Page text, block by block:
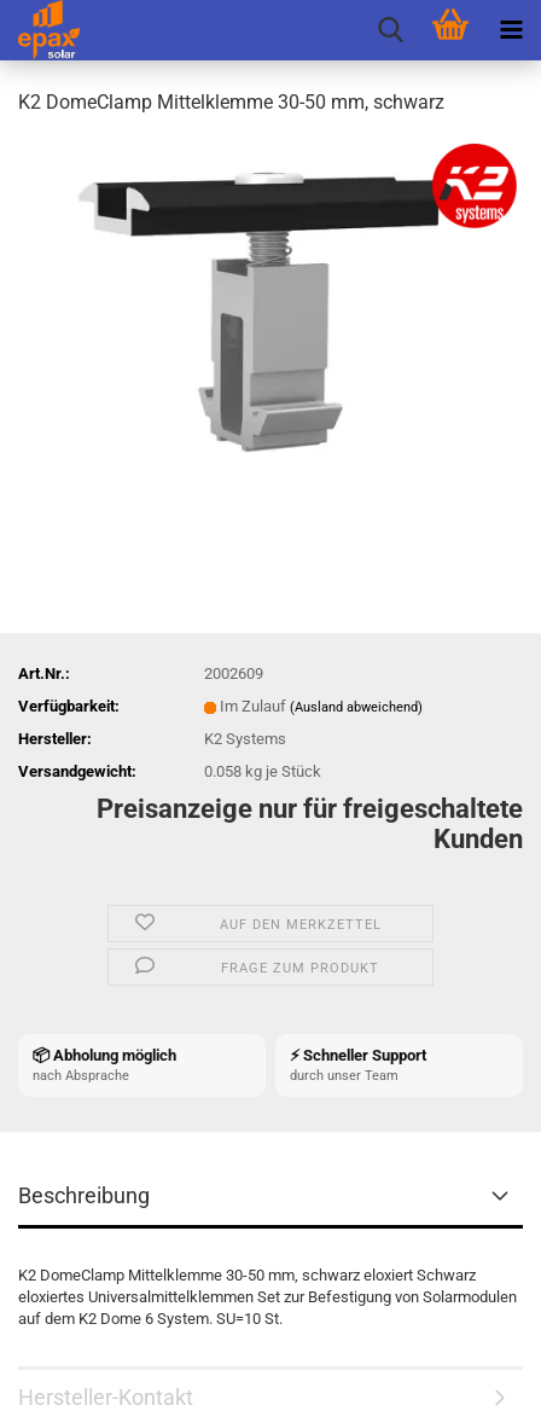
K2 Do­me­Clamp Mit­tel­klem­me 30-50 mm, schwarz
Art.Nr.:
2002609
Verfügbarkeit:
Im Zulauf (Ausland abweichend)
Hersteller:
K2 Systems
Versandgewicht:
0.058 kg je Stück
Preisanzeige nur für freigeschaltete
Kunden
AUF DEN MERKZETTEL
FRAGE ZUM PRODUKT
📦 Abholung möglich
nach Absprache
⚡ Schneller Support
durch unser Team
Beschreibung
K2 DomeClamp Mittelklemme 30-50 mm, schwarz eloxiert Schwarz
eloxiertes Universalmittelklemmen Set zur Befestigung von Solarmodulen
auf dem K2 Dome 6 System. SU=10 St.
Hersteller-Kontakt